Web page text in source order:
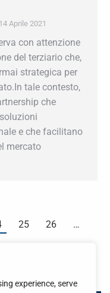
experience, serve
SHOPIFY
DEGLI
con
del
diventata ormai
sul
ha
aziende